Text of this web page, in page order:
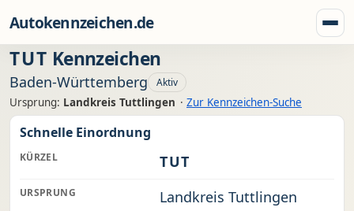
Autokennzeichen.de
TUT Kennzeichen
Baden-Württemberg Aktiv
Ursprung: Landkreis Tuttlingen · Zur Kennzeichen-Suche
Schnelle Einordnung
KÜRZEL TUT
URSPRUNG Landkreis Tuttlingen